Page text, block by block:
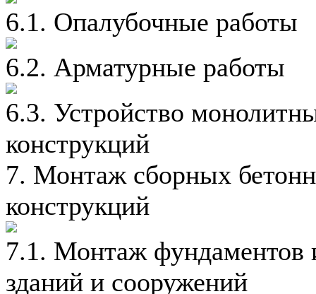
6.1. Опалубочные работы
6.2. Арматурные работы
6.3. Устройство
конструкций
7. Монтаж сборных
конструкций
7.1. Монтаж фундаментов
зданий и сооружений